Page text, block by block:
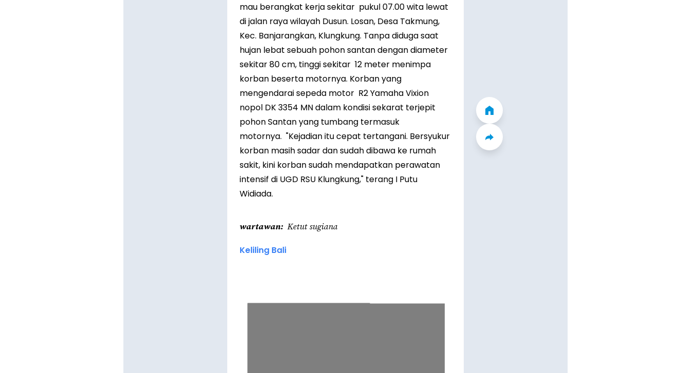
mau berangkat kerja sekitar pukul 07.00 wita lewat
di jalan raya wilayah Dusun. Losan, Desa Takmung,
Kec. Banjarangkan, Klungkung. Tanpa diduga saat
hujan lebat sebuah pohon santan dengan diameter
sekitar 80 cm, tinggi sekitar 12 meter menimpa
korban beserta motornya. Korban yang
mengendarai sepeda motor R2 Yamaha Vixion
nopol DK 3354 MN dalam kondisi sekarat terjepit
pohon Santan yang tumbang termasuk
motornya. "Kejadian itu cepat tertangani. Bersyukur
korban masih sadar dan sudah dibawa ke rumah
sakit, kini korban sudah mendapatkan perawatan
intensif di UGD RSU Klungkung," terang I Putu
Widiada.
wartawan Ketut sugiana
Keliling Bali